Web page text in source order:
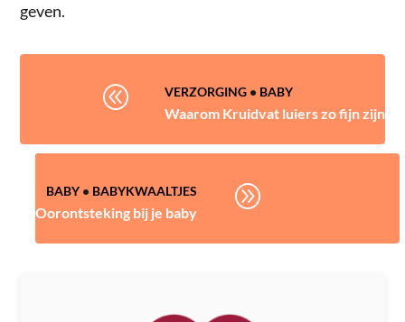
geven.
@ VERZORGING• BABY
Waarom Kruidvat luiers zo fijn zijn
BABY• BABYKWAALTJES
Oorontsteking bij je baby
A